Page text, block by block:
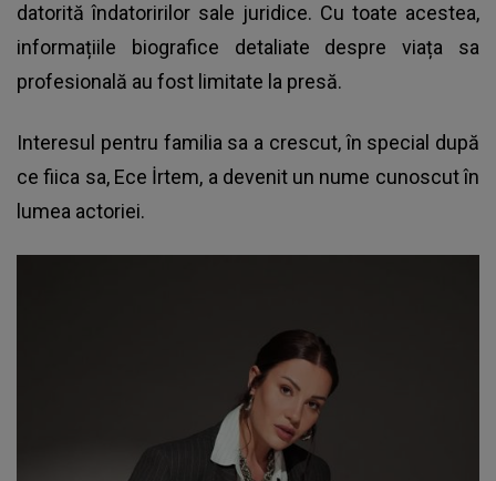
datorită îndatoririlor sale juridice. Cu toate acestea,
informațiile biografice detaliate despre viața sa
profesională au fost limitate la presă.
Interesul pentru familia sa a crescut, în special după
ce fiica sa, Ece İrtem, a devenit un nume cunoscut în
lumea actoriei.